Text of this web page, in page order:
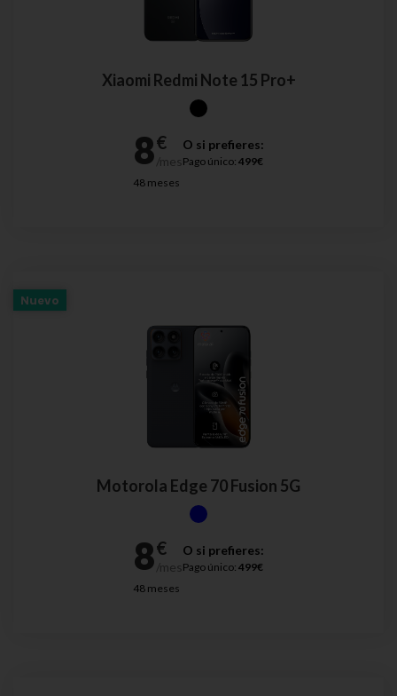
Xiaomi Redmi Note 15 Pro+
48 meses
O si prefieres:
Pago único: 499€
Nuevo
Motorola Edge 70 Fusion 5G
48 meses
O si prefieres:
Pago único: 499€